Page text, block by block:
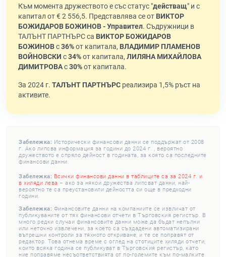
Към момента дружеството е със статус "действащ" и с
капитал от € 2 556,5. Представлява се от ВИКТОР
БОЖИДАРОВ БОЖИНОВ - Управител. Съдружници в
ТАЛЪНТ ПАРТНЪРС са ВИКТОР БОЖИДАРОВ
БОЖИНОВс36%от капитала, ВЛАДИМИР ПЛАМЕНОВ
ВОЙНОВСКИ с34%от капитала, ЛИЛЯНА МИХАЙЛОВА
ДИМИТРОВАс30%от капитала.
За 2024 г. ТАЛЪНТ ПАРТНЪРС реализира 1,5% ръст на
активите.
Забележка: Исторически финансови данни се поддържат от 2008
г. Ако липсва информация за години до 2024 г. , вероятно
дружеството е спряло дейност в годината, за която са последните
финансови данни.
Забележка: Всички финансови данни в таблиците са за 2024 г. и
в хиляди лева – ако за някои дружества липсват данни, най-
вероятно те са преустановили дейността си още в предходни
години.
Забележка: Финансовите данни на компаниите се извличат от
публикуваните от тях финансови отчети в Търговския регистър. В
много редки случаи финансовите данни може да бъдат непълни
или неточно извлечени, за което са създадени автоматизирани
вътрешни контроли за тяхното откриване, и те се поправят от
редактор. Това отнема време с оглед на стотиците хиляди отчети,
които всяка година се публикуват в Търговския регистър, като
ние поправяме несъответствията от по-големите към по-малките